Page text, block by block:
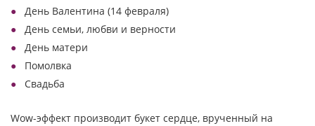
День Валентина (14 февраля)
День семьи, любви и верности
День матери
Помолвка
Свадьба
Wow-эффект производит букет сердце, врученный на